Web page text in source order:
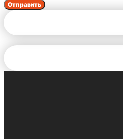
Отправить